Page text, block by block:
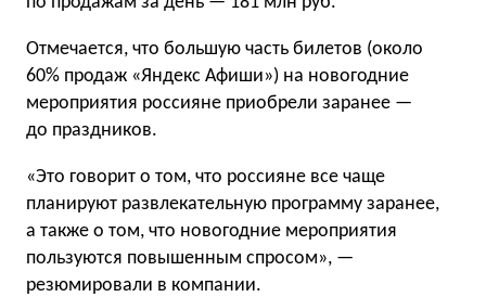
Отмечается, что большую часть билетов (около
60% продаж «Яндекс Афиши») на новогодние
мероприятия россияне приобрели заранее —
до праздников.
«Это говорит о том, что россияне все чаще
планируют развлекательную программу заранее,
а также о том, что новогодние мероприятия
пользуются повышенным спросом», —
резюмировали в компании.